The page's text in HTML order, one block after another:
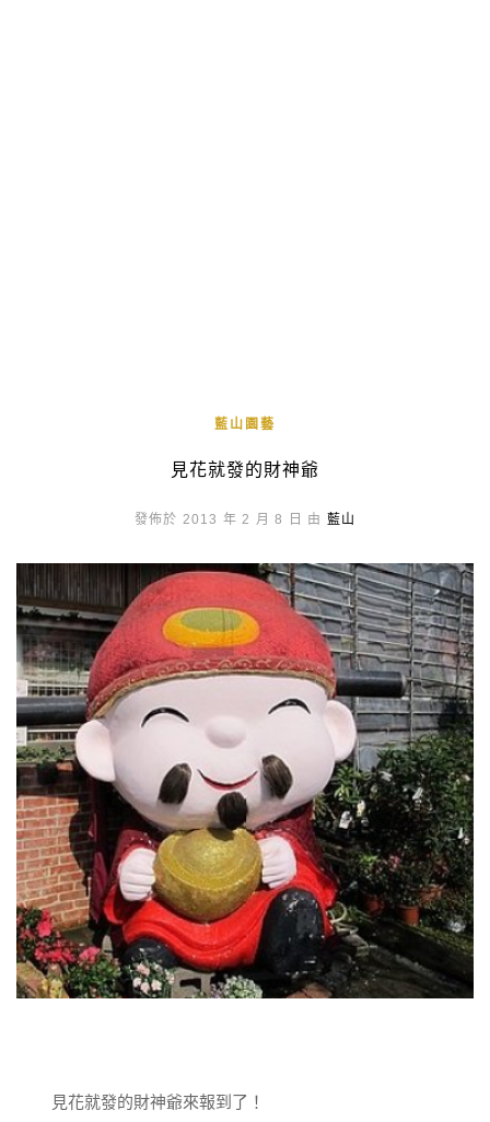
藍山園藝
見花就發的財神爺
發佈於 2013 年 2 月 8 日 由 藍山
見花就發的財神爺來報到了！